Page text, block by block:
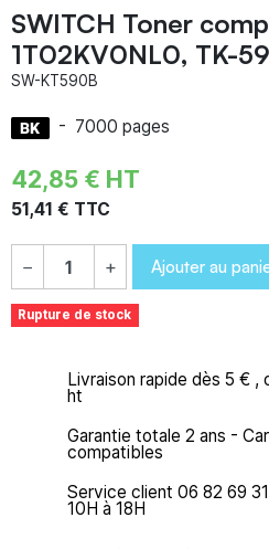
SWITCH Toner
1T02KV0NL0, TK-
SW-KT590B
- 7000 pages
42,85 € HT
51,41 € TTC
− + Ajouter au
Rupture de stock
Livraison rapide dès 5 €
ht
Garantie totale 2 ans -
compatibles
Service client 06 82 69
10H à 18H